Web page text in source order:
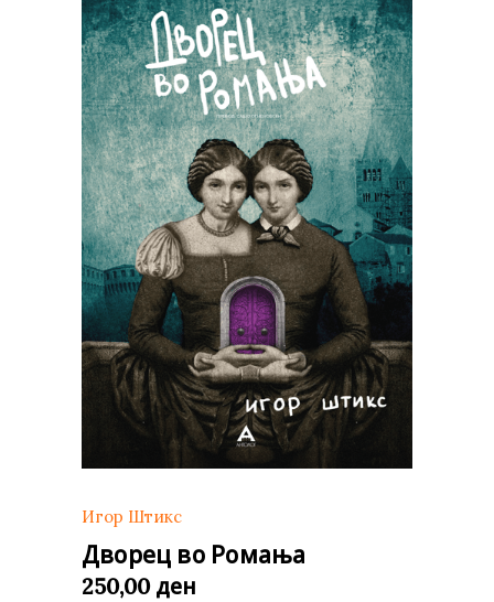
Игор Штикс
Дворец во Ромања
250,00 ден